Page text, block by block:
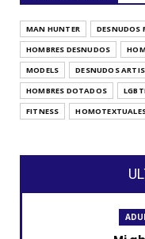
MAN HUNTER DESNUDOS
HOMBRES DESNUDOS
MODELS
DESNUDOS
HOMBRES DOTADOS
FITNESS